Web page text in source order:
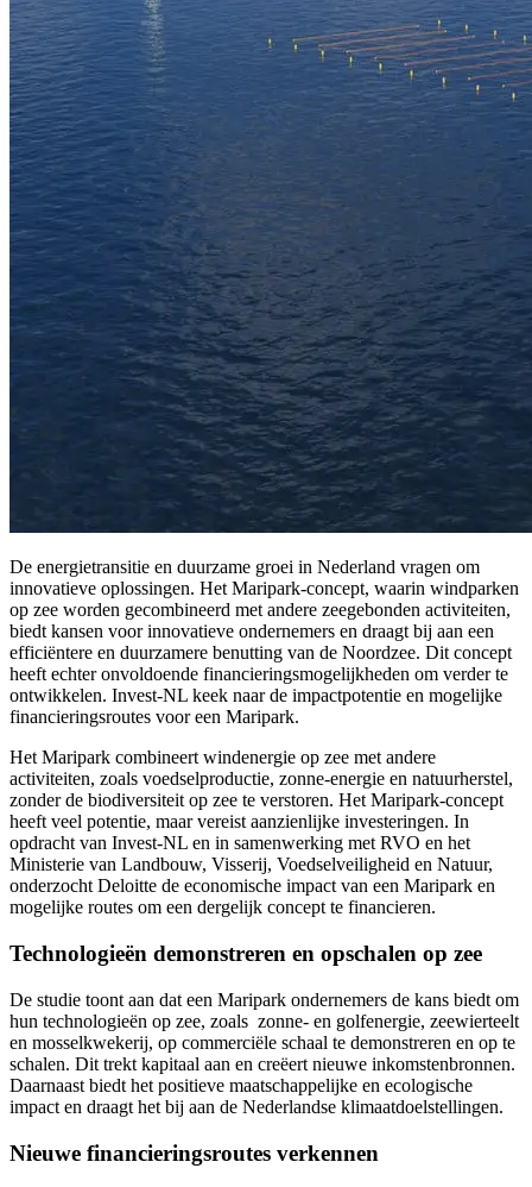
De energietransitie en duurzame groei in Nederland vragen om
innovatieve oplossingen. Het Maripark-concept, waarin windparken
op zee worden gecombineerd met andere zeegebonden activiteiten,
biedt kansen voor innovatieve ondernemers en draagt bij aan een
efficiëntere en duurzamere benutting van de Noordzee. Dit concept
heeft echter onvoldoende financieringsmogelijkheden om verder te
ontwikkelen. Invest-NL keek naar de impactpotentie en mogelijke
financieringsroutes voor een Maripark.
Het Maripark combineert windenergie op zee met andere
activiteiten, zoals voedselproductie, zonne-energie en natuurherstel,
zonder de biodiversiteit op zee te verstoren. Het Maripark-concept
heeft veel potentie, maar vereist aanzienlijke investeringen. In
opdracht van Invest-NL en in samenwerking met RVO en het
Ministerie van Landbouw, Visserij, Voedselveiligheid en Natuur,
onderzocht Deloitte de economische impact van een Maripark en
mogelijke routes om een dergelijk concept te financieren.
Technologieën demonstreren en opschalen op zee
De studie toont aan dat een Maripark ondernemers de kans biedt om
hun technologieën op zee, zoals zonne- en golfenergie, zeewierteelt
en mosselkwekerij, op commerciële schaal te demonstreren en op te
schalen. Dit trekt kapitaal aan en creëert nieuwe inkomstenbronnen.
Daarnaast biedt het positieve maatschappelijke en ecologische
impact en draagt het bij aan de Nederlandse klimaatdoelstellingen.
Nieuwe financieringsroutes verkennen